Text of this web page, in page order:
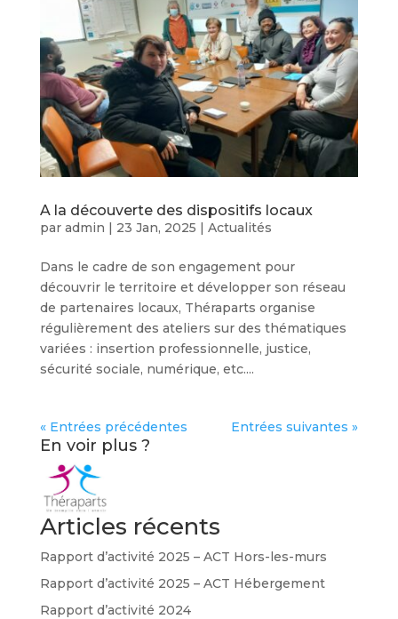
A la découverte des dispositifs locaux
par admin | 23 Jan, 2025 | Actualités
Dans le cadre de son engagement pour
découvrir le territoire et développer son réseau
de partenaires locaux, Théraparts organise
régulièrement des ateliers sur des thématiques
variées : insertion professionnelle, justice,
sécurité sociale, numérique, etc....
« Entrées précédentes Entrées suivantes »
En voir plus ?
Articles récents
Rapport d’activité 2025 – ACT Hors-les-murs
Rapport d’activité 2025 – ACT Hébergement
Rapport d’activité 2024